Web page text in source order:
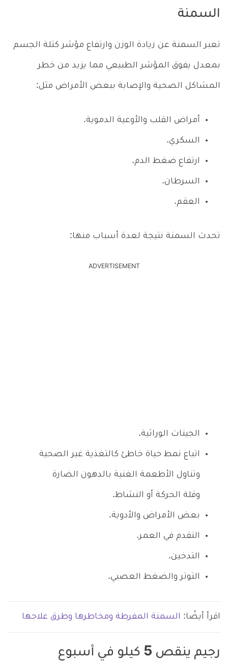
السمنة
تعبر السمنة عن زيادة الوزن وارتفاع مؤشر كتلة الجسم
بمعدل يفوق المؤشر الطبيعي مما يزيد من خطر
المشاكل الصحية والإصابة ببعض الأمراض مثل:
أمراض القلب والأوعية الدموية.
السكري.
ارتفاع ضغط الدم.
السرطان.
العقم.
تحدث السمنة نتيجة لعدة أسباب منها:
ADVERTISEMENT
الجينات الوراثية.
اتباع نمط حياة خاطئ كالتغذية غير الصحية
وتناول الأطعمة الغنية بالدهون الضارة
وقلة الحركة أو النشاط.
بعض الأمراض والأدوية.
التقدم في العمر.
التدخين.
التوتر والضغط العصبي.
اقرأ أيضًا: السمنة المفرطة ومخاطرها وطرق علاجها
رجيم ينقص 5 كيلو في أسبوع